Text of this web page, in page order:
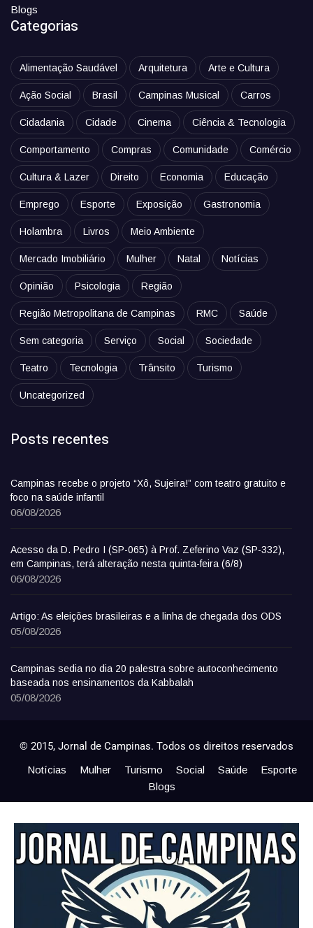
Blogs
Categorias
Alimentação Saudável Arquitetura Arte e Cultura
Ação Social Brasil Campinas Musical Carros
Cidadania Cidade Cinema Ciência & Tecnologia
Comportamento Compras Comunidade Comércio
Cultura & Lazer Direito Economia Educação
Emprego Esporte Exposição Gastronomia
Holambra Livros Meio Ambiente
Mercado Imobiliário Mulher Natal Notícias
Opinião Psicologia Região
Região Metropolitana de Campinas RMC Saúde
Sem categoria Serviço Social Sociedade
Teatro Tecnologia Trânsito Turismo
Uncategorized
Posts recentes
Campinas recebe o projeto “Xô, Sujeira!” com teatro gratuito e
foco na saúde infantil
06/08/2026
Acesso da D. Pedro I (SP-065) à Prof. Zeferino Vaz (SP-332),
em Campinas, terá alteração nesta quinta-feira (6/8)
06/08/2026
Artigo: As eleições brasileiras e a linha de chegada dos ODS
05/08/2026
Campinas sedia no dia 20 palestra sobre autoconhecimento
baseada nos ensinamentos da Kabbalah
05/08/2026
© 2015, Jornal de Campinas. Todos os direitos reservados
Notícias Mulher Turismo Social Saúde
Esporte
Blogs